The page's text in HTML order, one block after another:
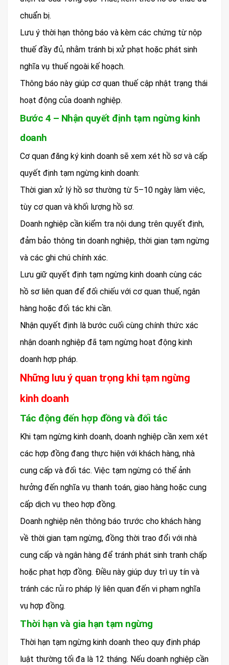
chuẩn bị.
Lưu ý thời hạn thông báo và kèm các chứng từ nộp
thuế đầy đủ, nhằm tránh bị xử phạt hoặc phát sinh
nghĩa vụ thuế ngoài kế hoạch.
Thông báo này giúp cơ quan thuế cập nhật trạng thái
hoạt động của doanh nghiệp.
Bước 4 – Nhận quyết định tạm ngừng kinh
doanh
Cơ quan đăng ký kinh doanh sẽ xem xét hồ sơ và cấp
quyết định tạm ngừng kinh doanh:
Thời gian xử lý hồ sơ thường từ 5–10 ngày làm việc,
tùy cơ quan và khối lượng hồ sơ.
Doanh nghiệp cần kiểm tra nội dung trên quyết định,
đảm bảo thông tin doanh nghiệp, thời gian tạm ngừng
và các ghi chú chính xác.
Lưu giữ quyết định tạm ngừng kinh doanh cùng các
hồ sơ liên quan để đối chiếu với cơ quan thuế, ngân
hàng hoặc đối tác khi cần.
Nhận quyết định là bước cuối cùng chính thức xác
nhận doanh nghiệp đã tạm ngừng hoạt động kinh
doanh hợp pháp.
Những lưu ý quan trọng khi tạm ngừng
kinh doanh
Tác động đến hợp đồng và đối tác
Khi tạm ngừng kinh doanh, doanh nghiệp cần xem xét
các hợp đồng đang thực hiện với khách hàng, nhà
cung cấp và đối tác. Việc tạm ngừng có thể ảnh
hưởng đến nghĩa vụ thanh toán, giao hàng hoặc cung
cấp dịch vụ theo hợp đồng.
Doanh nghiệp nên thông báo trước cho khách hàng
về thời gian tạm ngừng, đồng thời trao đổi với nhà
cung cấp và ngân hàng để tránh phát sinh tranh chấp
hoặc phạt hợp đồng. Điều này giúp duy trì uy tín và
tránh các rủi ro pháp lý liên quan đến vi phạm nghĩa
vụ hợp đồng.
Thời hạn và gia hạn tạm ngừng
Thời hạn tạm ngừng kinh doanh theo quy định pháp
luật thường tối đa là 12 tháng. Nếu doanh nghiệp cần